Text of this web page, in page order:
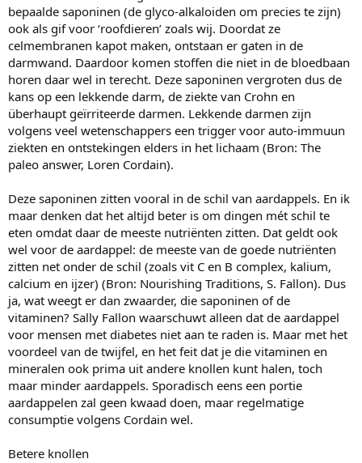
bepaalde saponinen (de glyco-alkaloiden om precies te zijn)
ook als gif voor ‘roofdieren’ zoals wij. Doordat ze
celmembranen kapot maken, ontstaan er gaten in de
darmwand. Daardoor komen stoffen die niet in de bloedbaan
horen daar wel in terecht. Deze saponinen vergroten dus de
kans op een lekkende darm, de ziekte van Crohn en
überhaupt geïrriteerde darmen. Lekkende darmen zijn
volgens veel wetenschappers een trigger voor auto-immuun
ziekten en ontstekingen elders in het lichaam (Bron: The
paleo answer, Loren Cordain).
Deze saponinen zitten vooral in de schil van aardappels. En ik
maar denken dat het altijd beter is om dingen mét schil te
eten omdat daar de meeste nutriënten zitten. Dat geldt ook
wel voor de aardappel: de meeste van de goede nutriënten
zitten net onder de schil (zoals vit C en B complex, kalium,
calcium en ijzer) (Bron: Nourishing Traditions, S. Fallon). Dus
ja, wat weegt er dan zwaarder, die saponinen of de
vitaminen? Sally Fallon waarschuwt alleen dat de aardappel
voor mensen met diabetes niet aan te raden is. Maar met het
voordeel van de twijfel, en het feit dat je die vitaminen en
mineralen ook prima uit andere knollen kunt halen, toch
maar minder aardappels. Sporadisch eens een portie
aardappelen zal geen kwaad doen, maar regelmatige
consumptie volgens Cordain wel.
Betere knollen